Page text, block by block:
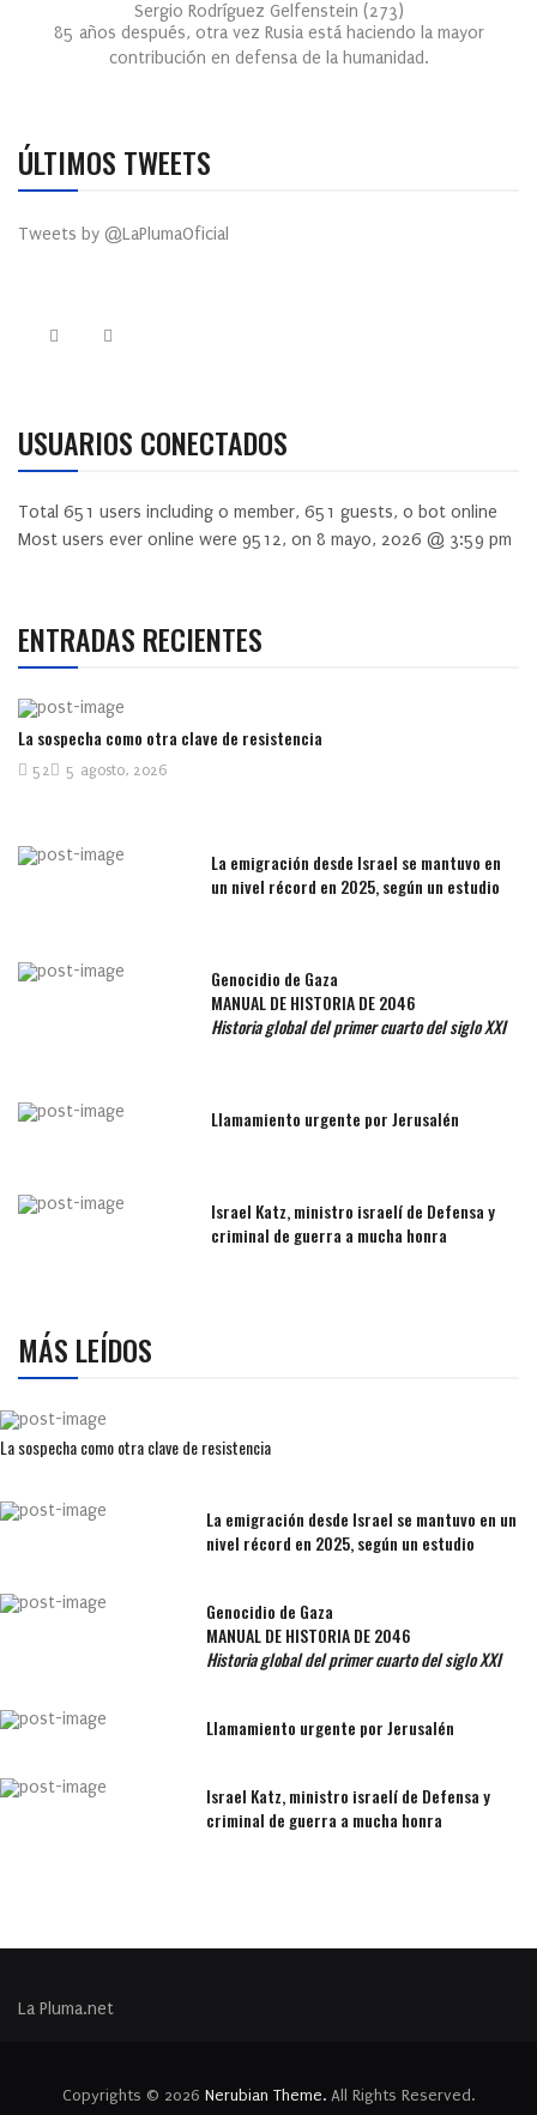
Sergio Rodríguez Gelfenstein (273)
85 años después, otra vez Rusia está haciendo la mayor
contribución en defensa de la humanidad.
ÚLTIMOS TWEETS
Tweets by @LaPlumaOficial
USUARIOS CONECTADOS
Total 651 users including 0 member, 651 guests, 0 bot online
Most users ever online were 9512, on 8 mayo, 2026 @ 3:59 pm
ENTRADAS RECIENTES
La sospecha como otra clave de resistencia
5 agosto, 2026
52
La emigración desde Israel se mantuvo en
un nivel récord en 2025, según un estudio
Genocidio de Gaza
MANUAL DE HISTORIA DE 2046
Historia global del primer cuarto del siglo XXI
Llamamiento urgente por Jerusalén
Israel Katz, ministro israelí de Defensa y
criminal de guerra a mucha honra
MÁS LEÍDOS
La sospecha como otra clave de resistencia
La emigración desde Israel se mantuvo en un
nivel récord en 2025, según un estudio
Genocidio de Gaza
MANUAL DE HISTORIA DE 2046
Historia global del primer cuarto del siglo XXI
Llamamiento urgente por Jerusalén
Israel Katz, ministro israelí de Defensa y
criminal de guerra a mucha honra
La Pluma.net
Copyrights © 2026 Nerubian Theme. All Rights Reserved.